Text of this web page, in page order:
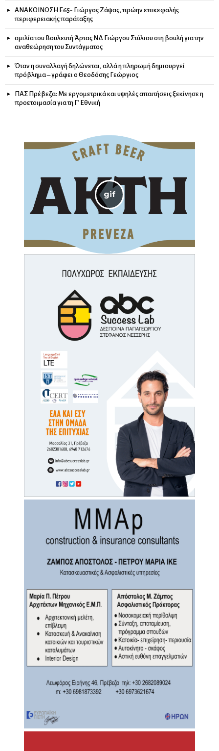
ΑΝΑΚΟΙΝΩΣΗ Ε65- Γιώργος Ζάψας, πρώην επικεφαλής
περιφερειακής παράταξης
ομιλία του Βουλευτή Άρτας ΝΔ Γιώργου Στύλιου στη βουλή για την
αναθεώρηση του Συντάγματος
Όταν η συναλλαγή δηλώνεται, αλλά η πληρωμή δημιουργεί
πρόβλημα – γράφει ο Θεοδόσης Γεώργιος
ΠΑΣ Πρέβεζα: Με εργομετρικά και υψηλές απαιτήσεις ξεκίνησε η
προετοιμασία για τη Γ’ Εθνική